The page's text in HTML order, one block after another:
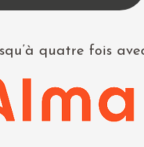
quatre fois